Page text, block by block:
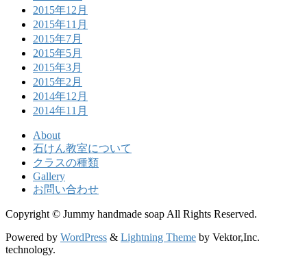
2015年12月
2015年11月
2015年7月
2015年5月
2015年3月
2015年2月
2014年12月
2014年11月
About
石けん教室について
クラスの種類
Gallery
お問い合わせ
Copyright © Jummy handmade soap All Rights Reserved.
Powered by WordPress & Lightning Theme by Vektor,Inc.
technology.